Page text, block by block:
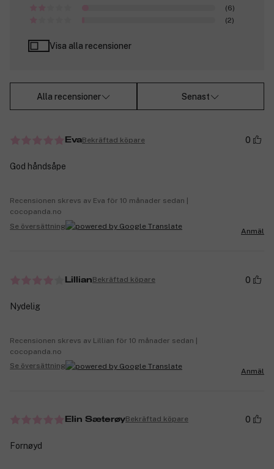
(6)
(2)
Visa alla recensioner
Alla recensioner Senast
EvaBekräftad köpare 0
God håndsåpe
Recensionen skrevs av Eva för 10 månader sedan |
cocopanda.no
Se översättning
Anmäl
LillianBekräftad köpare 0
Nydelig
Recensionen skrevs av Lillian för 10 månader sedan |
cocopanda.no
Se översättning
Anmäl
Elin SæterøyBekräftad köpare 0
Fornøyd